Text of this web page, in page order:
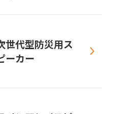
世代型防災用ス
ーカー